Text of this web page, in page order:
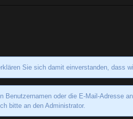
Sie sich damit einverstanden, dass
oder die E-Mail-Adresse
bitte an den Administrator.